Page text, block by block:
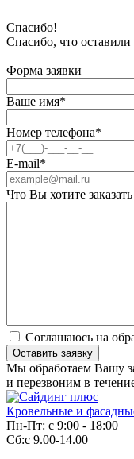
Спасибо!
Спасибо, что
Форма заявки
Ваше имя*
Номер телефона*
E-mail*
Что Вы хотите заказать
Соглашаюсь на
Мы обработаем Вашу
и перезвоним в
Кровельные и
Пн-Пт: с 9:00 - 18:00
Сб:с 9.00-14.00